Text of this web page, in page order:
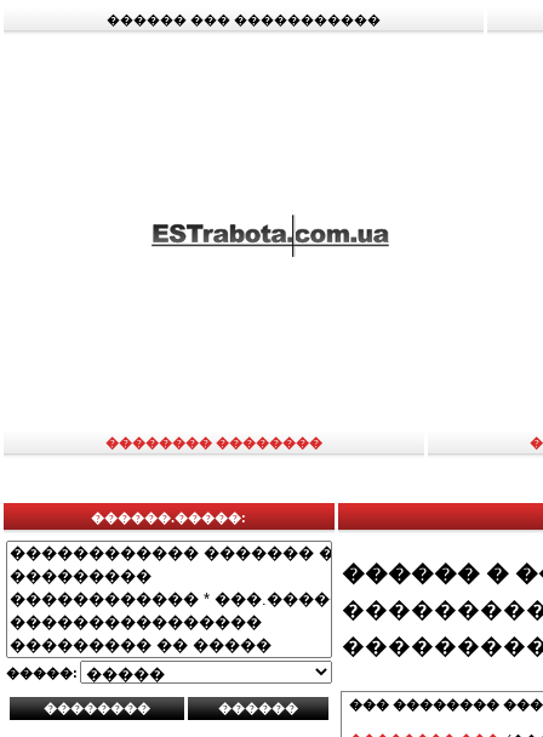
������ ��� �����������
�������� ��������
������.�����:
�����:
������ �
��� ��������